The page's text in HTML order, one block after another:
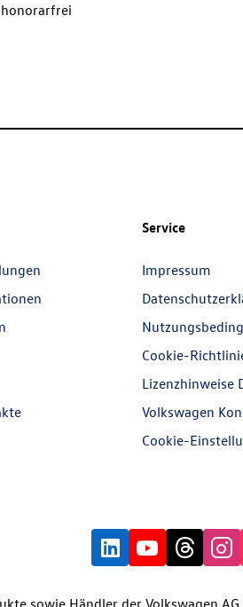
honorarfrei
Service
Impressum
Cookie-
Lizenzhinweise
Volkswagen
Cookie-